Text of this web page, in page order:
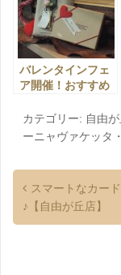
バレンタインフェ
ア開催！おすすめ
♪【自由が丘店】
カテゴリー: 自由
ーニャヴァケッタ ・
スマートなカー
♪【自由が丘店】